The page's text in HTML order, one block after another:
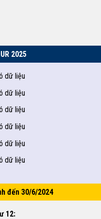
2025
dữ liệu
dữ liệu
dữ liệu
dữ liệu
dữ liệu
dữ liệu
đến 30/6/2024
12: